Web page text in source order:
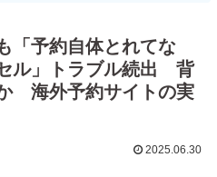
「予約自体とれてな
ル」トラブル続出 背
海外予約サイトの実
2025.06.30